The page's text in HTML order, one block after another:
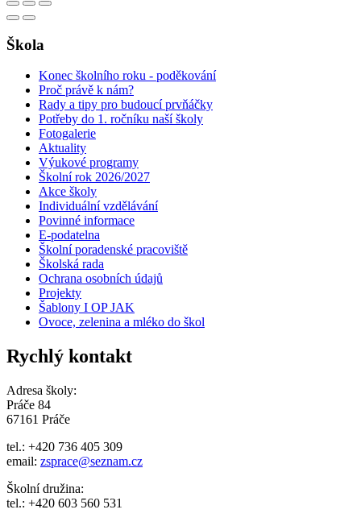
Škola
Konec školního roku - poděkování
Proč právě k nám?
Rady a tipy pro budoucí prvňáčky
Potřeby do 1. ročníku naší školy
Fotogalerie
Aktuality
Výukové programy
Školní rok 2026/2027
Akce školy
Individuální vzdělávání
Povinné informace
E-podatelna
Školní poradenské pracoviště
Školská rada
Ochrana osobních údajů
Projekty
Šablony I OP JAK
Ovoce, zelenina a mléko do škol
Rychlý kontakt
Adresa školy:
Práče 84
67161 Práče
tel.: +420 736 405 309
email: zsprace@seznam.cz
Školní družina:
tel.: +420 603 560 531